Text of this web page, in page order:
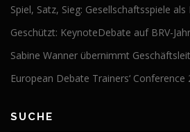
Spiel, Satz, Sieg: Gesellschaftsspiele
Geschützt: KeynoteDebate auf BRV-
Sabine Wanner übernimmt
European Debate Trainers‘ Conference
SUCHE